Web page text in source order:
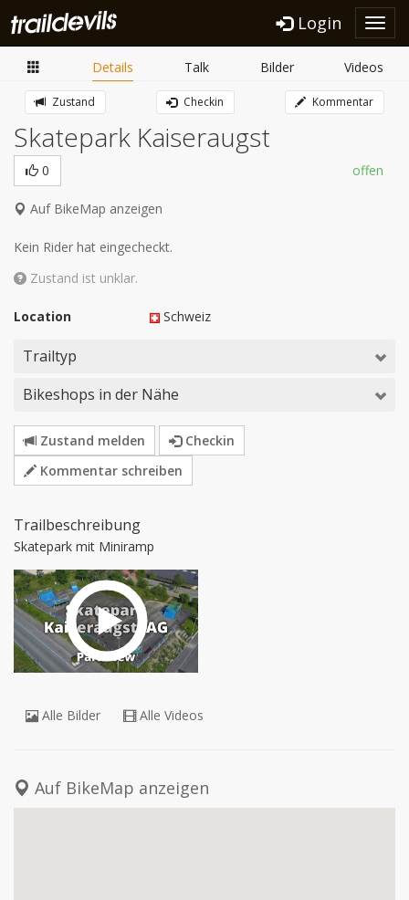
Login
Details Talk Bilder Videos
Zustand Checkin Kommentar
Skatepark Kaiseraugst
0 offen
Auf BikeMap anzeigen
Kein Rider hat eingecheckt.
Zustand ist unklar.
Location Schweiz
Trailtyp
Bikeshops in der Nähe
Zustand melden
Checkin
Kommentar schreiben
Trailbeschreibung
Skatepark mit Miniramp
Alle Bilder Alle Videos
Auf BikeMap anzeigen